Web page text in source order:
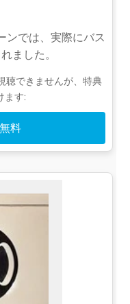
ンでは、実際にバス
ました。
聴できませんが、特典
ます:
料